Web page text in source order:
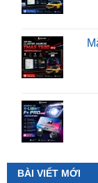
BÀI VIẾT MỚI